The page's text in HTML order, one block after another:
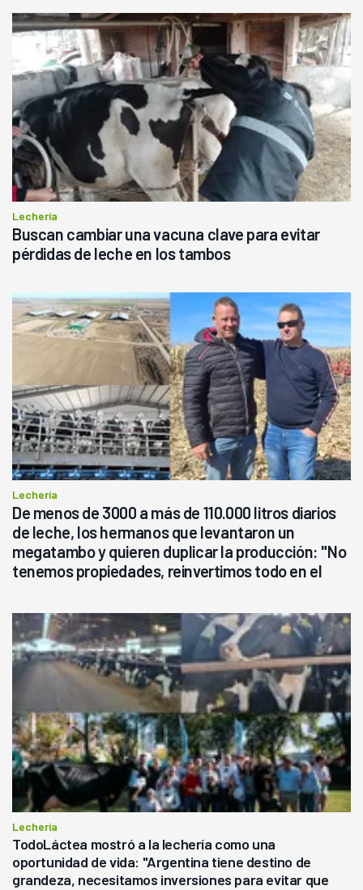
Lechería
Buscan cambiar una vacuna clave para evitar
pérdidas de leche en los tambos
Lechería
De menos de 3000 a más de 110.000 litros diarios
de leche, los hermanos que levantaron un
megatambo y quieren duplicar la producción: "No
tenemos propiedades, reinvertimos todo en el
Lechería
TodoLáctea mostró a la lechería como una
oportunidad de vida: "Argentina tiene destino de
grandeza, necesitamos inversiones para evitar que